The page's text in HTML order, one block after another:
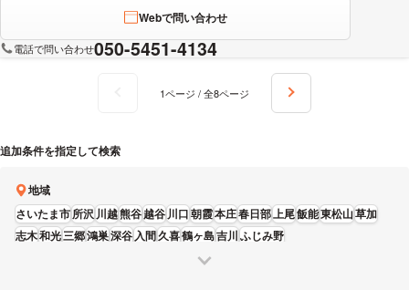
Webで問い合わせ
電話で問い合わせ050-5451-4134
1ページ / 全8ページ
追加条件を指定して検索
地域
さいたま市所沢川越熊谷越谷川口朝霞本庄春日部上尾飯能東松山草加
志木和光三郷鴻巣深谷入間久喜鶴ヶ島吉川ふじみ野